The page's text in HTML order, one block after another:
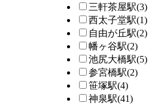
三軒茶屋駅(3)
西太子堂駅(1)
自由が丘駅(2)
幡ヶ谷駅(2)
池尻大橋駅(5)
参宮橋駅(2)
笹塚駅(4)
神泉駅(41)